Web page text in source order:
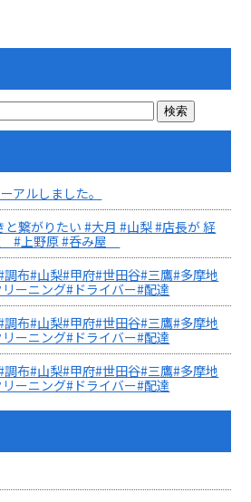
アルしました。
繋がりたい #大月 #山梨 #店長が 経
#上野原 #呑み屋
布#山梨#甲府#世田谷#三鷹#多摩地
ーニング#ドライバー#配達
布#山梨#甲府#世田谷#三鷹#多摩地
ーニング#ドライバー#配達
布#山梨#甲府#世田谷#三鷹#多摩地
ーニング#ドライバー#配達